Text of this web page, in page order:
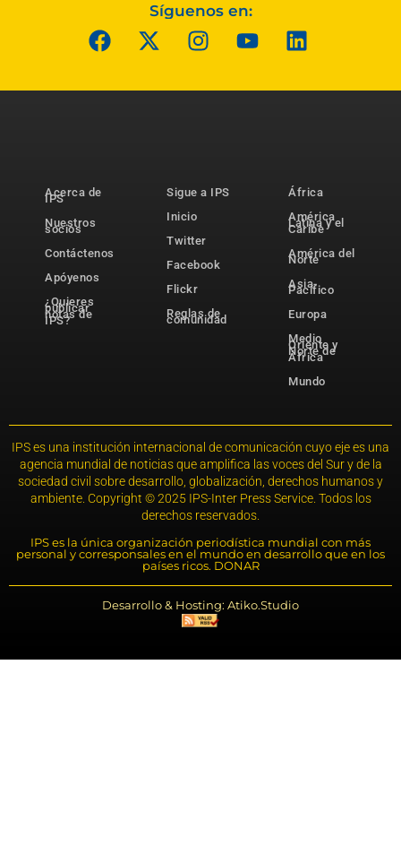
Síguenos en:
Acerca de
IPS
Nuestros
socios
Contáctenos
Apóyenos
¿Quieres
publicar
notas de
IPS?
Sigue a IPS
Inicio
Twitter
Facebook
Flickr
Reglas de
comunidad
África
América
Latina y el
Caribe
América del
Norte
Asia-
Pacífico
Europa
Medio
Oriente y
Norte de
África
Mundo
IPS es una institución internacional de comunicación cuyo eje es una
agencia mundial de noticias que amplifica las voces del Sur y de la
sociedad civil sobre desarrollo, globalización, derechos humanos y
ambiente. Copyright © 2025 IPS-Inter Press Service. Todos los
derechos reservados.
IPS es la única organización periodística mundial con más
personal y corresponsales en el mundo en desarrollo que en los
países ricos. DONAR
Desarrollo & Hosting: Atiko.Studio